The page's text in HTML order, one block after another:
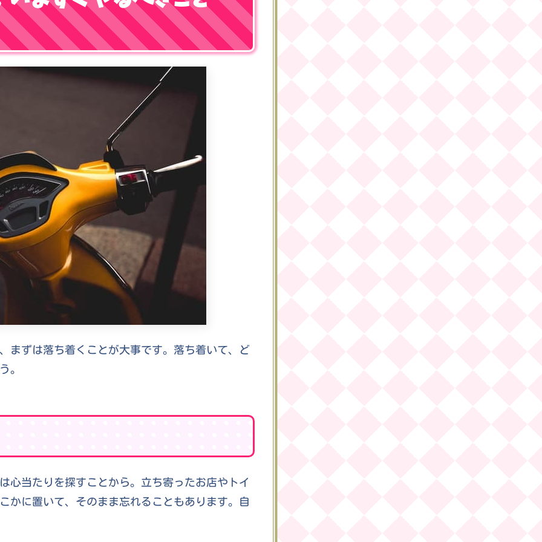
まずは落ち着くことが大事です。落ち着いて、ど
。
心当たりを探すことから。立ち寄ったお店やトイ
かに置いて、そのまま忘れることもあります。自